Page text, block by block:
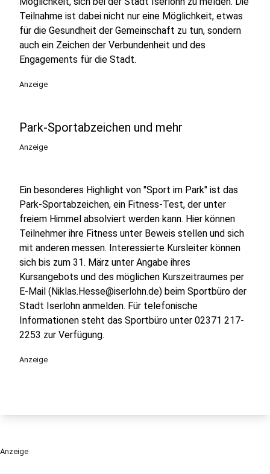
Teilnahme ist dabei nicht nur eine Möglichkeit, etwas
für die Gesundheit der Gemeinschaft zu tun, sondern
auch ein Zeichen der Verbundenheit und des
Engagements für die Stadt.
Anzeige
Park-Sportabzeichen und mehr
Anzeige
Ein besonderes Highlight von "Sport im Park" ist das
Park-Sportabzeichen, ein Fitness-Test, der unter
freiem Himmel absolviert werden kann. Hier können
Teilnehmer ihre Fitness unter Beweis stellen und sich
mit anderen messen. Interessierte Kursleiter können
sich bis zum 31. März unter Angabe ihres
Kursangebots und des möglichen Kurszeitraumes per
E-Mail (Niklas.Hesse@iserlohn.de) beim Sportbüro der
Stadt Iserlohn anmelden. Für telefonische
Informationen steht das Sportbüro unter 02371 217-
2253 zur Verfügung.
Anzeige
Anzeige